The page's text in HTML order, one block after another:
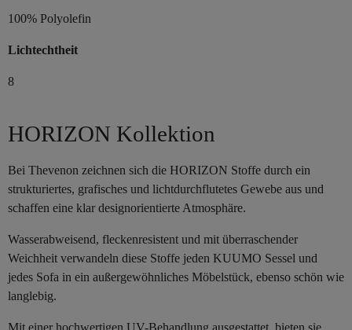
100% Polyolefin
Lichtechtheit
8
HORIZON Kollektion
Bei Thevenon zeichnen sich die HORIZON Stoffe durch ein
strukturiertes, grafisches und lichtdurchflutetes Gewebe aus und
schaffen eine klar designorientierte Atmosphäre.
Wasserabweisend, fleckenresistent und mit überraschender
Weichheit verwandeln diese Stoffe jeden KUUMO Sessel und
jedes Sofa in ein außergewöhnliches Möbelstück, ebenso schön wie
langlebig.
Mit einer hochwertigen UV-Behandlung ausgestattet, bieten sie